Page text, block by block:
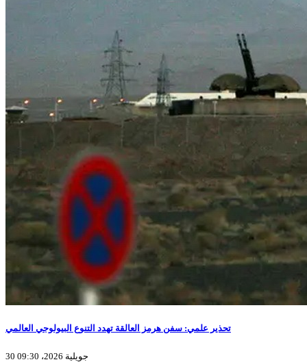
تحذير علمي: سفن هرمز العالقة تهدد التنوع البيولوجي العالمي
30 جويلية 2026، 09:30